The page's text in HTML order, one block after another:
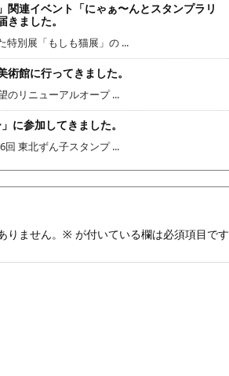
連イベント「にゃぁ〜んとスタンプラリ
ました。
特別展「もしも猫展」の ...
館に行ってきました。
のリニューアルオープ ...
に参加してきました。
東北ずん子スタンプ ...
ません。 ※ が付いている欄は必須項目です